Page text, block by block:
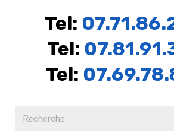
Tel:
Tel:
Tel: